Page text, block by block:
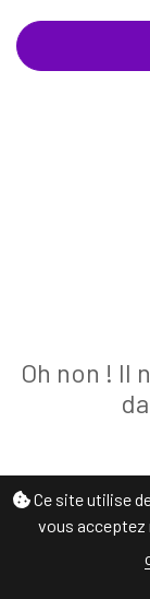
Ce site utilise
vous
Oh non ! Il